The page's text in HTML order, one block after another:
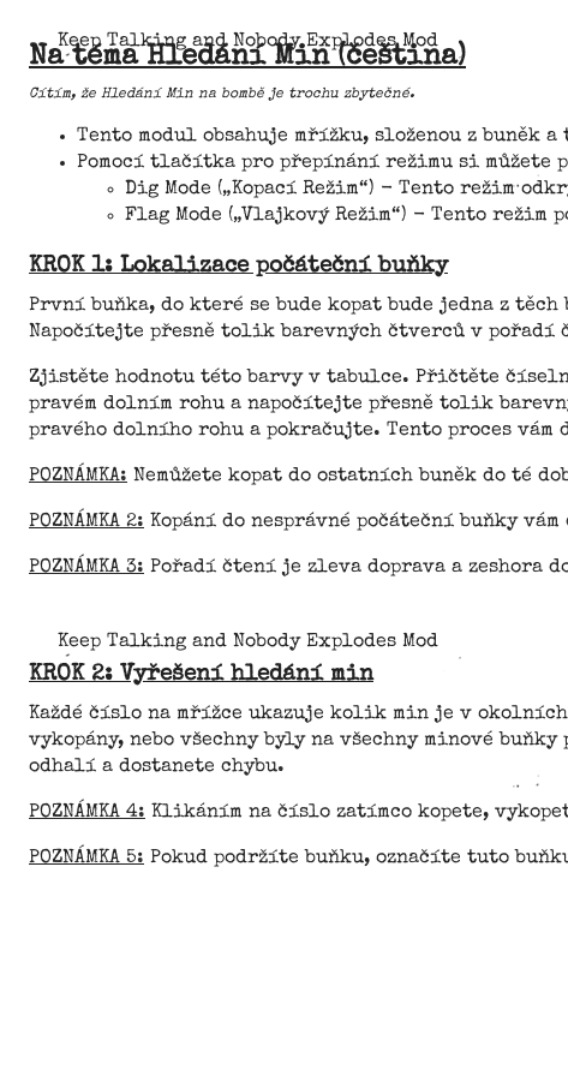
Keep Talking and Nobody Explodes Mod
Na téma Hledání Min (čeština)
Cítím, že Hledání Min na bombě je trochu zbytečné.
Tento modul obsahuje mřížku, složenou z
Pomocí tlačítka pro přepínání režimu si můžete
Dig Mode („Kopací Režim“) - Tento režim
Flag Mode („Vlajkový Režim“) - Tento
KROK 1: Lokalizace počáteční buňky
První buňka, do které se bude kopat bude jedna z
Napočítejte přesně tolik barevných čtverců v pořadí
Zjistěte hodnotu této barvy v tabulce. Přičtěte
pravém dolním rohu a napočítejte přesně tolik
pravého dolního rohu a pokračujte. Tento proces vám
POZNÁMKA: Nemůžete kopat do ostatních buněk do té
POZNÁMKA 2: Kopání do nesprávné počáteční buňky
POZNÁMKA 3: Pořadí čtení je zleva doprava a zeshora
Keep Talking and Nobody Explodes Mod
KROK 2: Vyřešení hledání min
Každé číslo na mřížce ukazuje kolik min je v
vykopány, nebo všechny byly na všechny minové
odhalí a dostanete chybu.
POZNÁMKA 4: Klikáním na číslo zatímco kopete,
POZNÁMKA 5: Pokud podržíte buňku, označíte tuto